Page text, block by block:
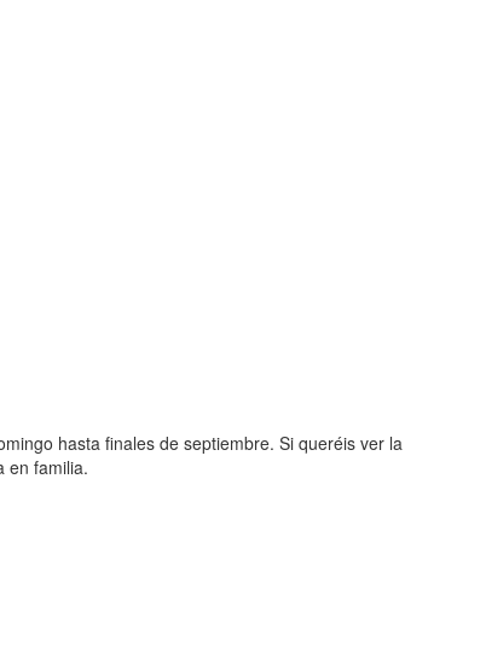
hasta finales de septiembre. Si queréis ver la
en familia.